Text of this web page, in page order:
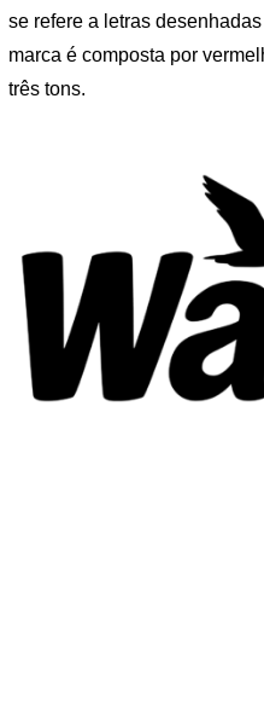
se refere a letras
marca é composta por
três tons.